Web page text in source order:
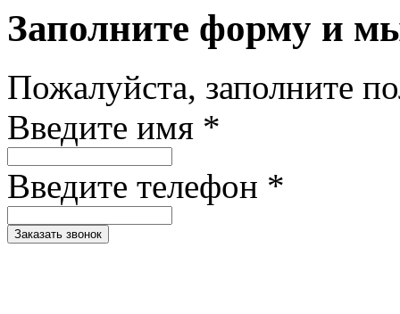
Заполните форму и
Пожалуйста, заполните
Введите имя *
Введите телефон *